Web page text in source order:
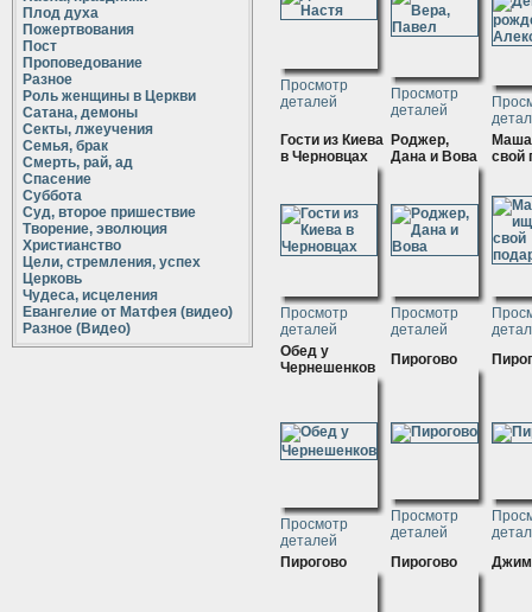
Плод духа
Пожертвования
Пост
Проповедование
Разное
Роль женщины в Церкви
Сатана, демоны
Секты, лжеучения
Семья, брак
Смерть, рай, ад
Спасение
Суббота
Суд, второе пришествие
Творение, эволюция
Христианство
Цели, стремления, успех
Церковь
Чудеса, исцеления
Евангелие от Матфея (видео)
Разное (Видео)
Просмотр
деталей
Просмотр
деталей
Гости из Киева
в Черновцах
Просмотр
деталей
Роджер,
Дана и Вова
Просмотр
деталей
свой
Обед у
Чернешенков
Просмотр
деталей
Пирогово
Просмотр
деталей
Пирогово
Пирогово Джим